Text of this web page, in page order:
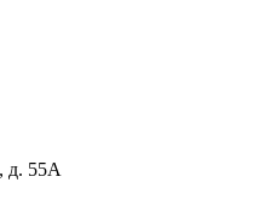
д. 55А